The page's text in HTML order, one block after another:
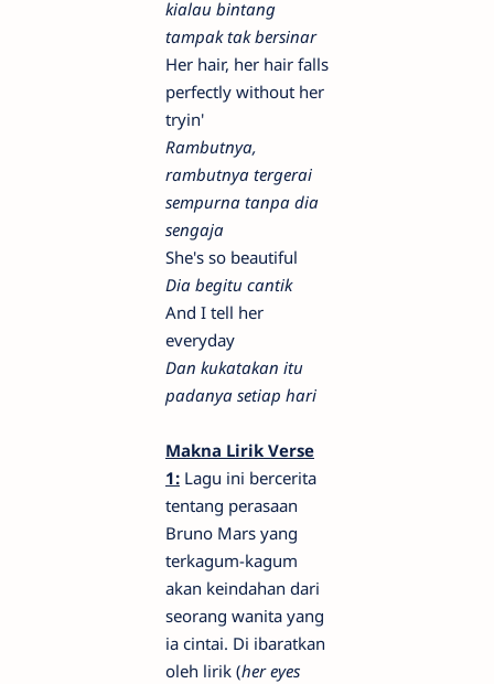
kialau bintang
tampak tak bersinar
Her hair, her hair falls
perfectly without her
tryin'
Rambutnya,
rambutnya tergerai
sempurna tanpa dia
sengaja
She's so beautiful
Dia begitu cantik
And I tell her
everyday
Dan kukatakan itu
padanya setiap hari
Makna Lirik Verse
1: Lagu ini bercerita
tentang perasaan
Bruno Mars yang
terkagum-kagum
akan keindahan dari
seorang wanita yang
ia cintai. Di ibaratkan
oleh lirik (her eyes